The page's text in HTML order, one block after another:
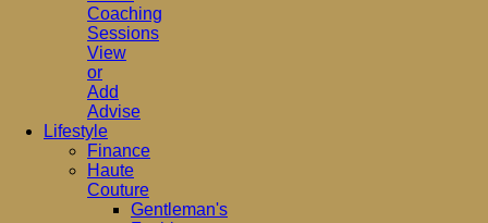
Coaching
Sessions
View
or
Add
Advise
Lifestyle
Finance
Haute
Couture
Gentleman's